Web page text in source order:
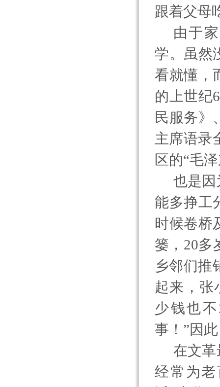
跟着父母
由于
学。虽然
看就懂，
的上世纪
民服务》
主席语录
区的“毛
也是因
能多挣工
时候卷桥
篓， 20多
乡邻们推
起来，张
少钱也
事！”因
在文革
经常为